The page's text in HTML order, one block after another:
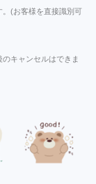
。(お客様を直接識別可
キャンセルはできま